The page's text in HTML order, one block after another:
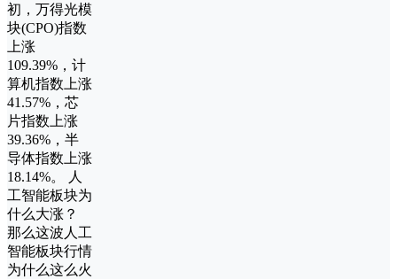
初，万得光模
块(CPO)指数
上涨
109.39%，计
算机指数上涨
41.57%，芯
片指数上涨
39.36%，半
导体指数上涨
18.14%。 人
工智能板块为
什么大涨？
那么这波人工
智能板块行情
为什么这么火